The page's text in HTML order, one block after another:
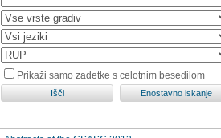
Prikaži samo zadetke s celotnim besedilom